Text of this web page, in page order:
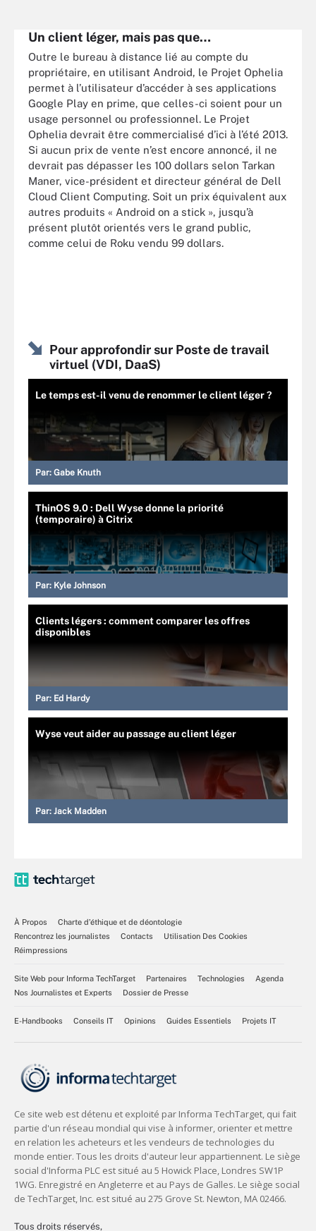
Un client léger, mais pas que…
Outre le bureau à distance lié au compte du
propriétaire, en utilisant Android, le Projet Ophelia
permet à l’utilisateur d’accéder à ses applications
Google Play en prime, que celles-ci soient pour un
usage personnel ou professionnel. Le Projet
Ophelia devrait être commercialisé d’ici à l’été 2013.
Si aucun prix de vente n’est encore annoncé, il ne
devrait pas dépasser les 100 dollars selon Tarkan
Maner, vice-président et directeur général de Dell
Cloud Client Computing. Soit un prix équivalent aux
autres produits « Android on a stick », jusqu’à
présent plutôt orientés vers le grand public,
comme celui de Roku vendu 99 dollars.
Pour approfondir sur Poste de travail
virtuel (VDI, DaaS)
Le temps est-il venu de renommer le client léger ?
Par: Gabe Knuth
ThinOS 9.0 : Dell Wyse donne la priorité
(temporaire) à Citrix
Par: Kyle Johnson
Clients légers : comment comparer les offres
disponibles
Par: Ed Hardy
Wyse veut aider au passage au client léger
Par: Jack Madden
À Propos
Charte d’éthique et de déontologie
Rencontrez les journalistes
Contacts
Utilisation Des Cookies
Réimpressions
Site Web pour Informa TechTarget Partenaires Technologies
Agenda
Nos Journalistes et Experts
Dossier de Presse
E-Handbooks Conseils IT Opinions Guides Essentiels Projets IT
Tous droits réservés,